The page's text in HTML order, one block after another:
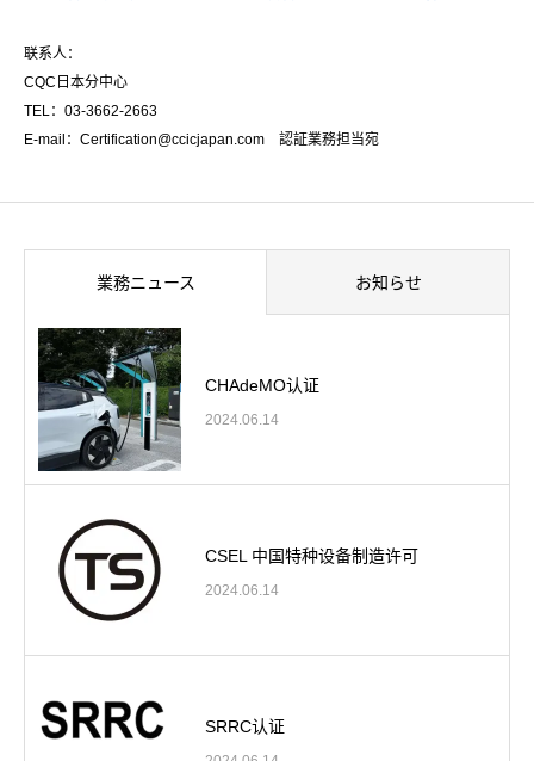
联系人：
CQC日本分中心
TEL：03-3662-2663
E-mail：Certification@ccicjapan.com 認証業務担当宛
業務ニュース お知らせ
CHAdeMO认证
2024.06.14
CSEL 中国特种设备制造许可
2024.06.14
SRRC认证